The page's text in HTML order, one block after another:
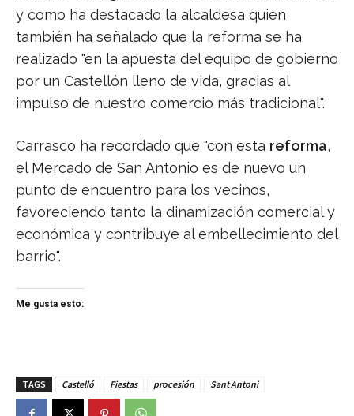
y como ha destacado la alcaldesa quien
también ha señalado que la reforma se ha
realizado "en la apuesta del equipo de gobierno
por un Castellón lleno de vida, gracias al
impulso de nuestro comercio más tradicional".
Carrasco ha recordado que "con esta reforma,
el Mercado de San Antonio es de nuevo un
punto de encuentro para los vecinos,
favoreciendo tanto la dinamización comercial y
económica y contribuye al embellecimiento del
barrio".
Me gusta esto:
TAGS Castelló Fiestas procesión Sant Antoni